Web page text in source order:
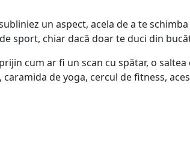
un aspect, acela de a te
sport, chiar dacă doar te duci din
cum ar fi un scan cu spătar, o
de yoga, cercul de fitness,